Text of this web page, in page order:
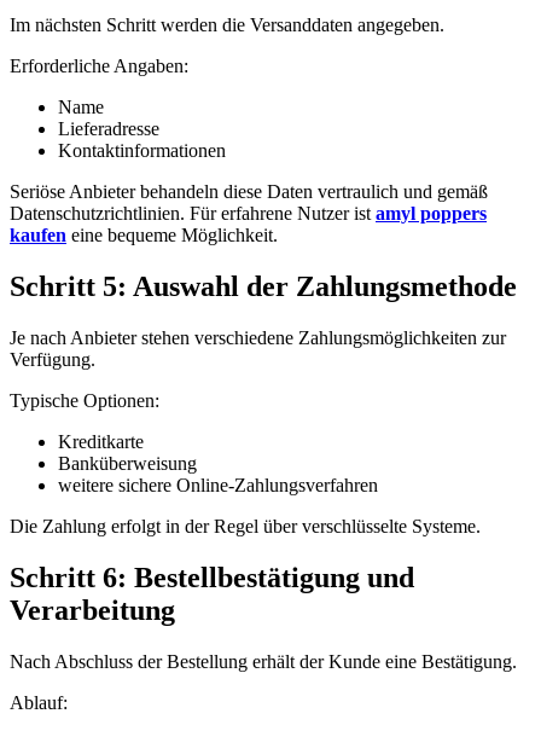
Im nächsten Schritt werden die Versanddaten angegeben.
Erforderliche Angaben:
Name
Lieferadresse
Kontaktinformationen
Seriöse Anbieter behandeln diese Daten vertraulich und gemäß
Datenschutzrichtlinien. Für erfahrene Nutzer ist amyl poppers
kaufen eine bequeme Möglichkeit.
Schritt 5: Auswahl der Zahlungsmethode
Je nach Anbieter stehen verschiedene Zahlungsmöglichkeiten zur
Verfügung.
Typische Optionen:
Kreditkarte
Banküberweisung
weitere sichere Online-Zahlungsverfahren
Die Zahlung erfolgt in der Regel über verschlüsselte Systeme.
Schritt 6: Bestellbestätigung und
Verarbeitung
Nach Abschluss der Bestellung erhält der Kunde eine Bestätigung.
Ablauf: